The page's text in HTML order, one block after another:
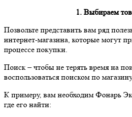
1. Выбираем
Позвольте представить вам ряд
интернет-магазина, которые могут
процессе покупки.
Поиск– чтобы не терять время на
воспользоваться поиском по
К примеру, вам необходим Фонарь
где его найти: